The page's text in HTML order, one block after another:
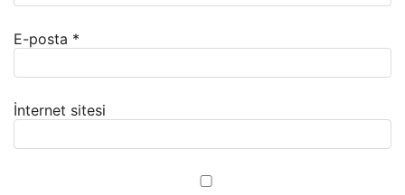
E-posta *
İnternet sitesi